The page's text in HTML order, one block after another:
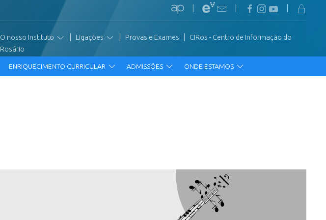
O nosso Instituto Ligações Provas e Exames
CIRos - Centro de Informação do
Rosário
ENRIQUECIMENTO CURRICULAR ADMISSÕES ONDE ESTAMOS